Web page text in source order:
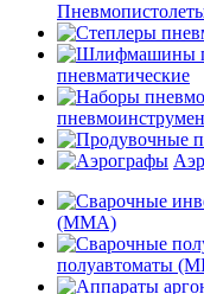
пневматические
(MMA)
полуавтоматы